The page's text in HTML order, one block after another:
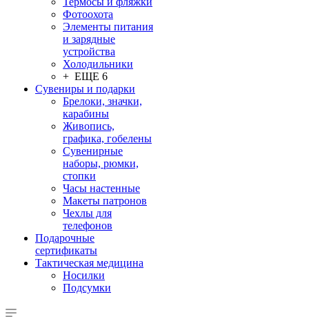
Фотоохота
Элементы питания
и зарядные
устройства
Холодильники
+ ЕЩЕ 6
Сувениры и подарки
Брелоки, значки,
карабины
Живопись,
графика, гобелены
Сувенирные
наборы, рюмки,
стопки
Часы настенные
Макеты патронов
Чехлы для
телефонов
Подарочные
сертификаты
Тактическая медицина
Носилки
Подсумки